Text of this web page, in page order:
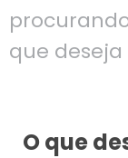
que deseja
O que